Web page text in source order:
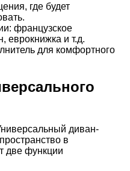
где будет
французское
еврокнижка и т.д.
для комфортного
диван-
в
две функции